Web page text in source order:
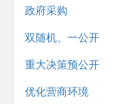
政府采购
双随机、一公开
重大决策预公开
优化营商环境